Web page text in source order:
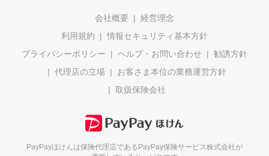
会社概要
経営理念
利用規約
情報セキュリティ基本方針
プライバシーポリシー
ヘルプ・お問い合わせ
勧誘方針
代理店の立場
お客さま本位の業務運営方針
取扱保険会社
PayPayほけんは保険代理店である PayPay保険サービス株式会社が